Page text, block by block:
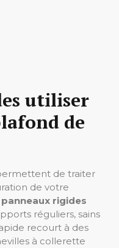
utiliser
de
de traiter
de votre
panneaux rigides
réguliers, sains
recourt à des
à collerette